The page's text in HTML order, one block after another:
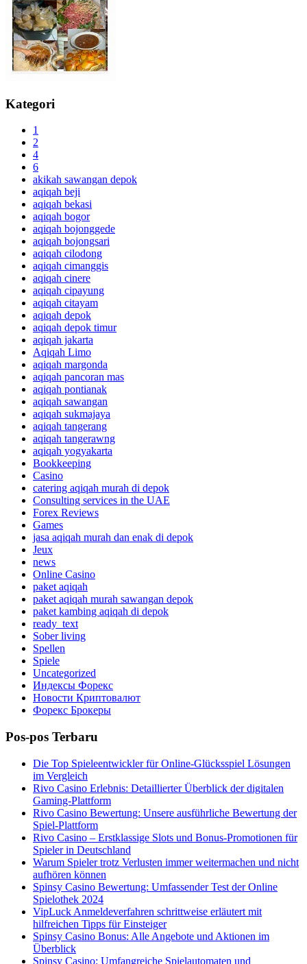
Kategori
1
2
4
6
akikah sawangan depok
aqiqah beji
aqiqah bekasi
aqiqah bogor
aqiqah bojonggede
aqiqah bojongsari
aqiqah cilodong
aqiqah cimanggis
aqiqah cinere
aqiqah cipayung
aqiqah citayam
aqiqah depok
aqiqah depok timur
aqiqah jakarta
Aqiqah Limo
aqiqah margonda
aqiqah pancoran mas
aqiqah pontianak
aqiqah sawangan
aqiqah sukmajaya
aqiqah tangerang
aqiqah tangerawng
aqiqah yogyakarta
Bookkeeping
Casino
catering aqiqah murah di depok
Consulting services in the UAE
Forex Reviews
Games
jasa aqiqah murah dan enak di depok
Jeux
news
Online Casino
paket aqiqah
paket aqiqah murah sawangan depok
paket kambing aqiqah di depok
ready_text
Sober living
Spellen
Spiele
Uncategorized
Индексы Форекс
Новости Криптовалют
Форекс Брокеры
Pos-pos Terbaru
Die Top Spieleentwickler für Online-Glücksspiel Lösungen
im Vergleich
Rivo Casino Erlebnis: Detaillierter Überblick der digitalen
Gaming-Plattform
Rivo Casino Bewertung: Unsere ausführliche Bewertung der
Spiel-Plattform
Rivo Casino – Erstklassige Slots und Bonus-Promotionen für
Spieler in Deutschland
Warum Spieler trotz Verlusten immer weitermachen und nicht
aufhören können
Spinsy Casino Bewertung: Umfassender Test der Online
Spielothek 2024
VipLuck Anmeldeverfahren schrittweise erläutert mit
hilfreichen Tipps für Einsteiger
Spinsy Casino Bonus: Alle Angebote und Aktionen im
Überblick
Spinsy Casino: Umfangreiche Spielautomaten und